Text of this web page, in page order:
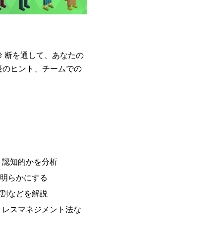
断を通して、あなたの
ヒント、チームでの
知的かを分析
らかにする
などを解説
スマネジメント法な